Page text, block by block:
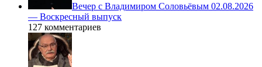
Вечер с Владимиром Соловьёвым 02.08.2026
— Воскресный выпуск
127 комментариев